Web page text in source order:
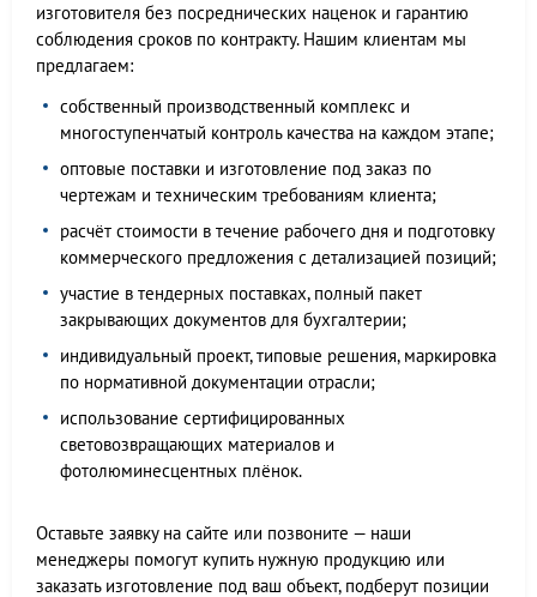
изготовителя без посреднических наценок и гарантию
соблюдения сроков по контракту. Нашим клиентам мы
предлагаем:
собственный производственный комплекс и
многоступенчатый контроль качества на каждом этапе;
оптовые поставки и изготовление под заказ по
чертежам и техническим требованиям клиента;
расчёт стоимости в течение рабочего дня и подготовку
коммерческого предложения с детализацией позиций;
участие в тендерных поставках, полный пакет
закрывающих документов для бухгалтерии;
индивидуальный проект, типовые решения, маркировка
по нормативной документации отрасли;
использование сертифицированных
световозвращающих материалов и
фотолюминесцентных плёнок.
Оставьте заявку на сайте или позвоните — наши
менеджеры помогут купить нужную продукцию или
заказать изготовление под ваш объект, подберут позиции